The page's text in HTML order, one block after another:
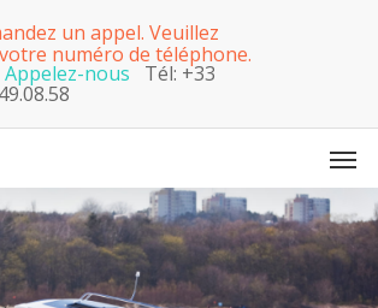
un appel. Veuillez
numéro de téléphone.
Appelez-nous
Tél: +33